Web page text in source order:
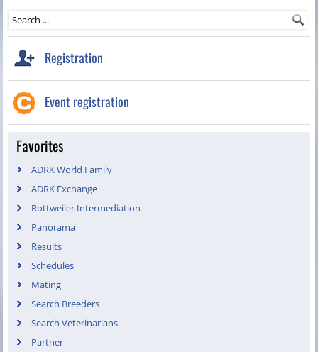
Registration
Event registration
Favorites
ADRK World Family
ADRK Exchange
Rottweiler Intermediation
Panorama
Results
Schedules
Mating
Search Breeders
Search Veterinarians
Partner